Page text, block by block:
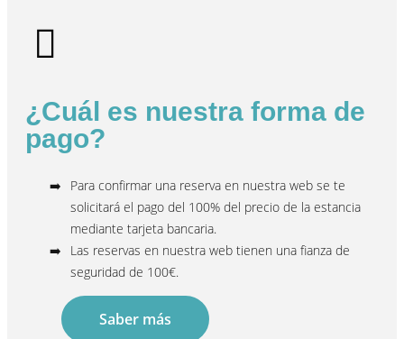
¿Cuál es nuestra forma de
pago?
Para confirmar una reserva en nuestra web se te
solicitará el pago del 100% del precio de la estancia
mediante tarjeta bancaria.
Las reservas en nuestra web tienen una fianza de
seguridad de 100€.
Saber más